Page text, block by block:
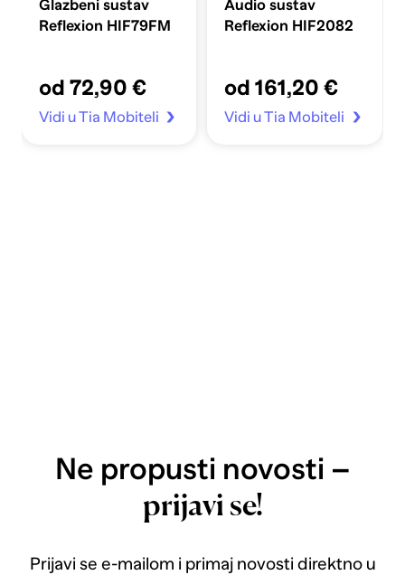
Glazbeni sustav
Reflexion HIF79FM
od 72,90 €
Vidi u Tia Mobiteli
Audio sustav
Reflexion HIF2082
od 161,20 €
Vidi u Tia Mobiteli
Ne propusti novosti –
prijavi se!
Prijavi se e-mailom i primaj novosti direktno u